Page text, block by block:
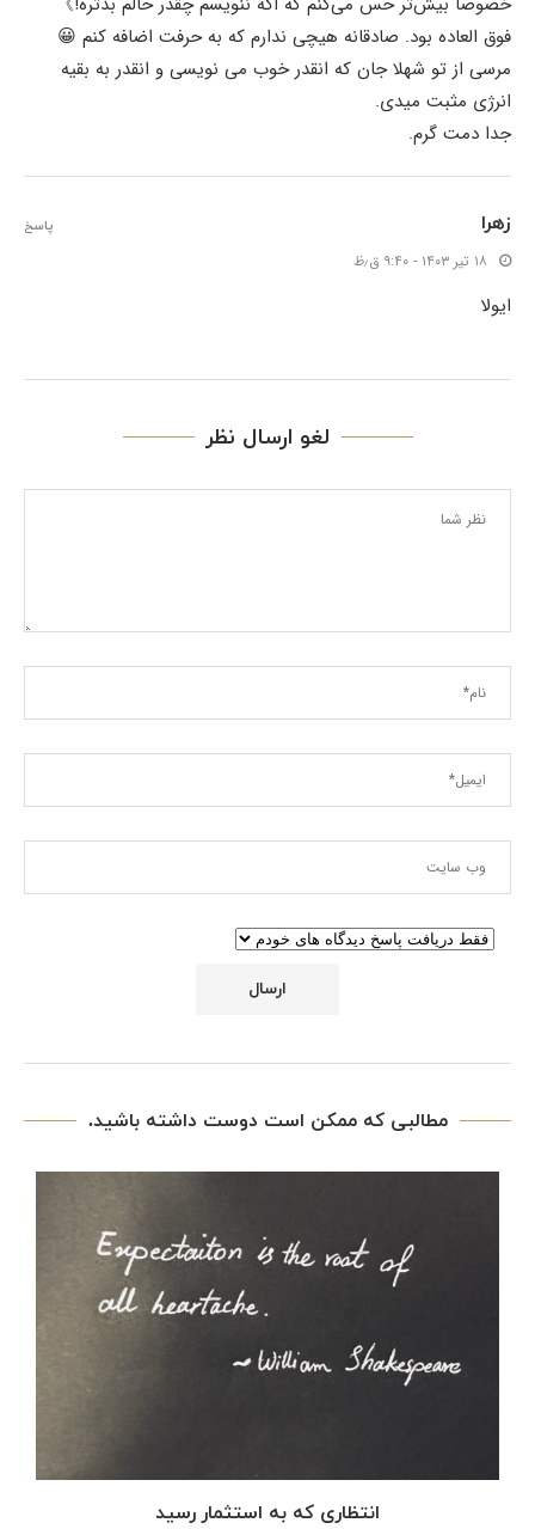
فوق العاده بود. صادقانه هیچی ندارم که به حرفت اضافه کنم 😀
مرسی از تو شهلا جان که انقدر خوب می نویسی و انقدر به بقیه
انرژی مثبت میدی.
جدا دمت گرم.
زهرا
۱۸ تیر ۱۴۰۳ - ۹:۴۰ ق٫ظ
ایولا
پاسخ
لغو ارسال نظر
مطالبی که ممکن است دوست داشته باشید.
انتظاری که به استثمار رسید